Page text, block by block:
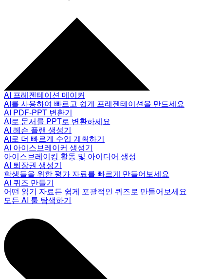
AI 프레젠테이션 메이커
AI를 사용하여 빠르고 쉽게 프레젠테이션을 만드세요
AI PDF-PPT 변환기
AI로 문서를 PPT로 변환하세요
AI 레슨 플랜 생성기
AI로 더 빠르게 수업 계획하기
AI 아이스브레이커 생성기
아이스브레이킹 활동 및 아이디어 생성
AI 퇴장권 생성기
학생들을 위한 평가 자료를 빠르게 만들어보세요
AI 퀴즈 만들기
어떤 읽기 자료든 쉽게 포괄적인 퀴즈로 만들어보세요
모든 AI 툴 탐색하기